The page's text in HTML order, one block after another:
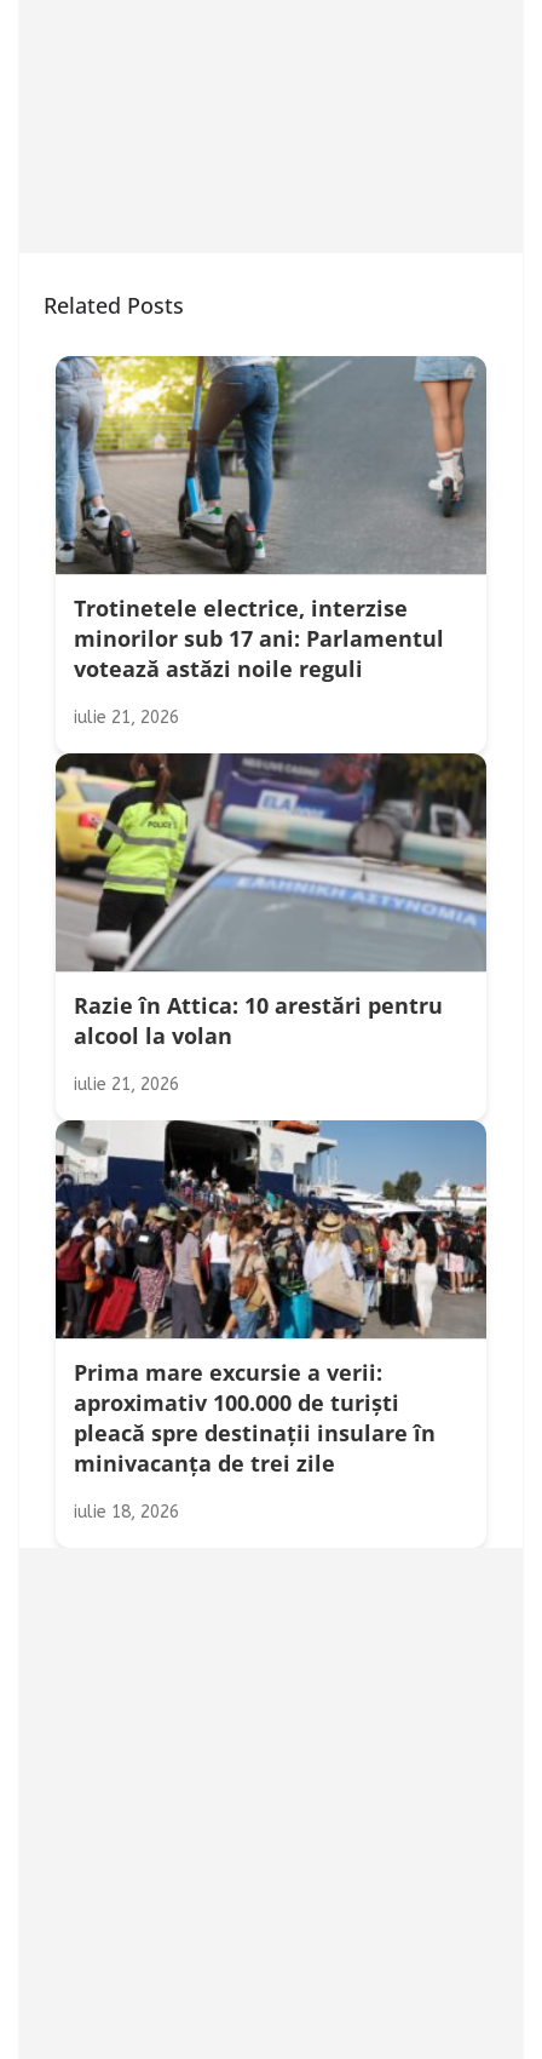
Related Posts
Trotinetele electrice, interzise
minorilor sub 17 ani: Parlamentul
votează astăzi noile reguli
iulie 21, 2026
Razie în Attica: 10 arestări pentru
alcool la volan
iulie 21, 2026
Prima mare excursie a verii:
aproximativ 100.000 de turiști
pleacă spre destinații insulare în
minivacanța de trei zile
iulie 18, 2026